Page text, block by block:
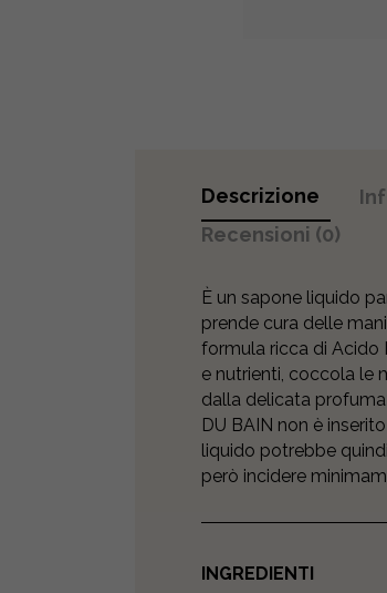
Descrizione
Recensioni (0)
È un sapone liquido
prende cura delle
formula ricca di Acido
e nutrienti, coccola le
dalla delicata
DU BAIN non è
liquido potrebbe
però incidere
INGREDIENTI